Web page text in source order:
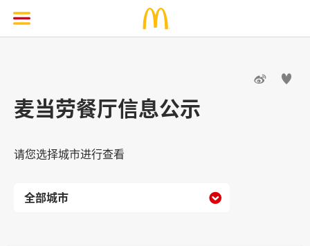
 
麦当劳餐厅信息公示
请您选择城市进行查看
